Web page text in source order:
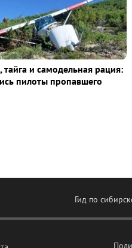
тайга и самодельная рация:
пилоты пропавшего
Гид по